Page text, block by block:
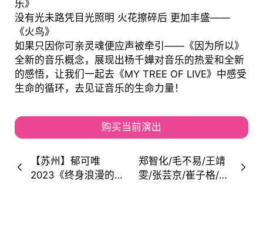
乐》
没有光未路凭目光照明 火花擦碎后 更加丰盛——
《火鸟》
如果只因你可亲灵魂便应声被牵引——《因为所以》
全新的音乐概念，展现出杨千嬅对音乐的热爱和全新
的感悟，让我们一起去《MY TREE OF LIVE》中感受
生命的循环，去见证音乐的生命力量！
购买当前演出
【苏州】郁可唯
2023《终身浪漫的
郑智化/毛不易/王靖
雯/张芸京/崔子格/梦